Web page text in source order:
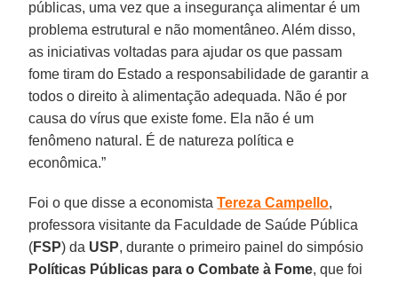
públicas, uma vez que a insegurança alimentar é um
problema estrutural e não momentâneo. Além disso,
as iniciativas voltadas para ajudar os que passam
fome tiram do Estado a responsabilidade de garantir a
todos o direito à alimentação adequada. Não é por
causa do vírus que existe fome. Ela não é um
fenômeno natural. É de natureza política e
econômica.”
Foi o que disse a economistaTereza Campello,
professora visitante da Faculdade de Saúde Pública
(FSP) da USP, durante o primeiro painel do simpósio
Políticas Públicas para o Combate à Fome, que foi